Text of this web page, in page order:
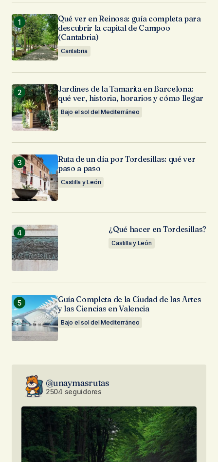
Qué ver en Reinosa: guía completa para
descubrir la capital de Campoo
(Cantabria)
Cantabria
Jardines de la Tamarita en Barcelona:
qué ver, historia, horarios y cómo llegar
Bajo el sol del Mediterráneo
Ruta de un día por Tordesillas: qué ver
paso a paso
Castilla y León
¿Qué hacer en Tordesillas?
Castilla y León
Guía Completa de la Ciudad de las Artes
y las Ciencias en Valencia
Bajo el sol del Mediterráneo
@unaymasrutas
2504 seguidores